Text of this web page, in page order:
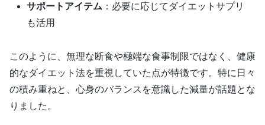
サポートアイテム ：必要に応じてダイエットサプリ
も活用
このように、無理な断食や極端な食事制限ではなく、健康
的なダイエット法を重視していた点が特徴です。特に日々
の積み重ねと、心身のバランスを意識した減量が話題とな
りました。